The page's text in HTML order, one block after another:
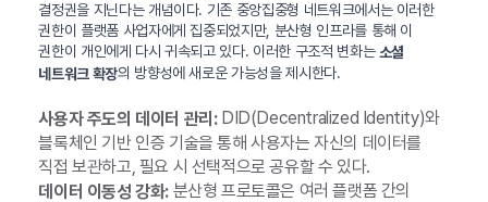
결정권을 지닌다는 개념이다. 기존 중앙집중형 네트워크에서는 이러한
권한이 플랫폼 사업자에게 집중되었지만, 분산형 인프라를 통해 이
권한이 개인에게 다시 귀속되고 있다. 이러한 구조적 변화는소셜
네트워크 확장의 방향성에 새로운 가능성을 제시한다.
사용자 주도의 데이터 관리:DID(Decentralized Identity)와
블록체인 기반 인증 기술을 통해 사용자는 자신의 데이터를
직접 보관하고, 필요 시 선택적으로 공유할 수 있다.
데이터 이동성 강화:분산형 프로토콜은 여러 플랫폼 간의